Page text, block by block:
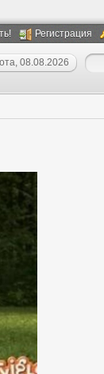
Регистрация
08.08.2026